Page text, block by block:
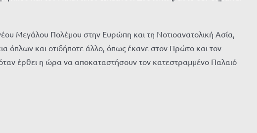
Μεγάλου Πολέμου στην Ευρώπη και τη Νοτιοανατολική Ασία,
όπλων και οτιδήποτε άλλο, όπως έκανε στον Πρώτο και τον
έρθει η ώρα να αποκαταστήσουν τον κατεστραμμένο Παλαιό